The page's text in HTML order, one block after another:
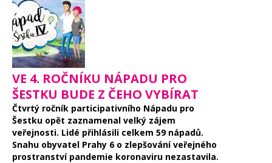
VE 4. ROČNÍKU NÁPADU PRO
ŠESTKU BUDE Z ČEHO VYBÍRAT
Čtvrtý ročník participativního Nápadu pro
Šestku opět zaznamenal velký zájem
veřejnosti. Lidé přihlásili celkem 59 nápadů.
Snahu obyvatel Prahy 6 o zlepšování veřejného
prostranství pandemie koronaviru nezastavila.